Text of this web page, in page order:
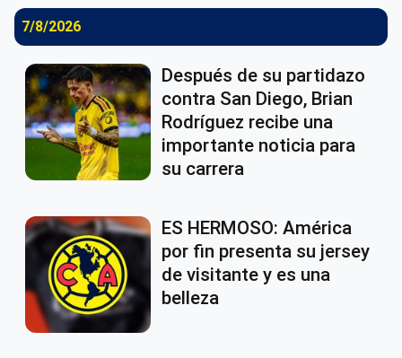
7/8/2026
Después de su partidazo
contra San Diego, Brian
Rodríguez recibe una
importante noticia para
su carrera
ES HERMOSO: América
por fin presenta su jersey
de visitante y es una
belleza